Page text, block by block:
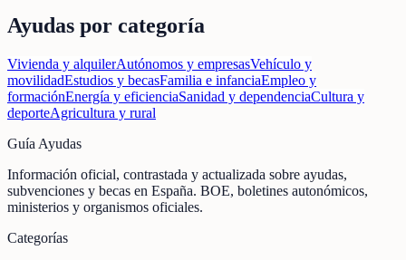
Ayudas por categoría
Vivienda y alquilerAutónomos y empresasVehículo y
movilidadEstudios y becasFamilia e infanciaEmpleo y
formaciónEnergía y eficienciaSanidad y dependenciaCultura y
deporteAgricultura y rural
Guía Ayudas
Información oficial, contrastada y actualizada sobre ayudas,
subvenciones y becas en España. BOE, boletines autonómicos,
ministerios y organismos oficiales.
Categorías